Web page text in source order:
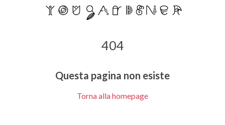
404
Questa pagina non esiste
Torna alla homepage